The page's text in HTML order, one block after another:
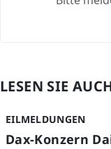
LESEN SIE
EILMELDUNGEN
Dax-Konzern